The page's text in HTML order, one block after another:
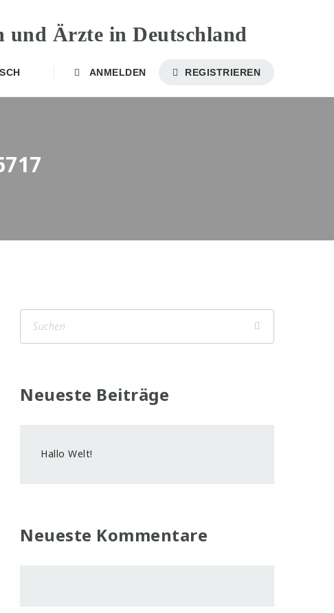
ANMELDEN REGISTRIEREN
Neueste Beiträge
Hallo Welt!
Neueste Kommentare